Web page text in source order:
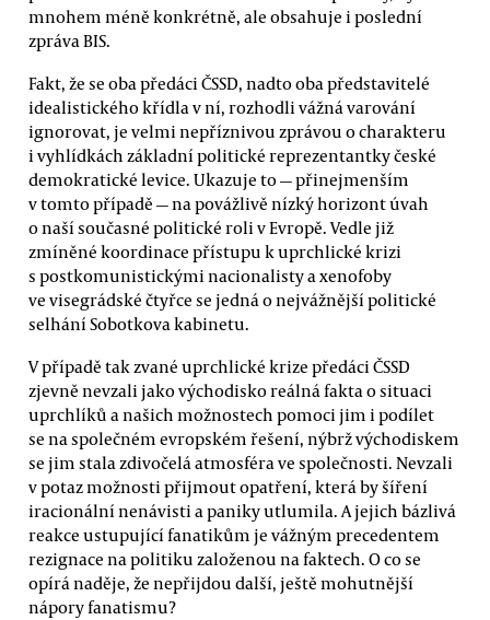
mnohem méně konkrétně, ale obsahuje i poslední
zpráva BIS.
Fakt, že se oba předáci ČSSD, nadto oba představitelé
idealistického křídla v ní, rozhodli vážná varování
ignorovat, je velmi nepříznivou zprávou o charakteru
i vyhlídkách základní politické reprezentantky české
demokratické levice. Ukazuje to — přinejmenším
v tomto případě — na povážlivě nízký horizont úvah
o naší současné politické roli v Evropě. Vedle již
zmíněné koordinace přístupu k uprchlické krizi
s postkomunistickými nacionalisty a xenofoby
ve visegrádské čtyřce se jedná o nejvážnější politické
selhání Sobotkova kabinetu.
V případě tak zvané uprchlické krize předáci ČSSD
zjevně nevzali jako východisko reálná fakta o situaci
uprchlíků a našich možnostech pomoci jim i podílet
se na společném evropském řešení, nýbrž východiskem
se jim stala zdivočelá atmosféra ve společnosti. Nevzali
v potaz možnosti přijmout opatření, která by šíření
iracionální nenávisti a paniky utlumila. A jejich bázlivá
reakce ustupující fanatikům je vážným precedentem
rezignace na politiku založenou na faktech. O co se
opírá naděje, že nepřijdou další, ještě mohutnější
nápory fanatismu?